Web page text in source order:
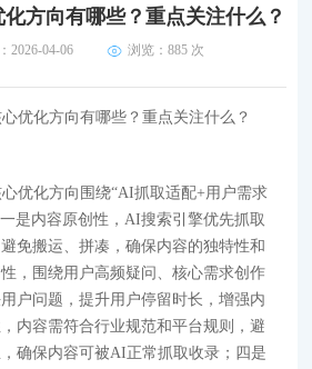
方向有哪些？重点关注什么？
2026-04-06 浏览： 885 次
优化方向有哪些？重点关注什么？
优化方向围绕“AI抓取适配+用户需求
是内容原创性，AI搜索引擎优先抓取
免搬运、拼凑，确保内容的独特性和
，围绕用户高频疑问、核心需求创作
户问题，提升用户停留时长，增强内
内容需符合行业规范和平台规则，避
确保内容可被AI正常抓取收录；四是